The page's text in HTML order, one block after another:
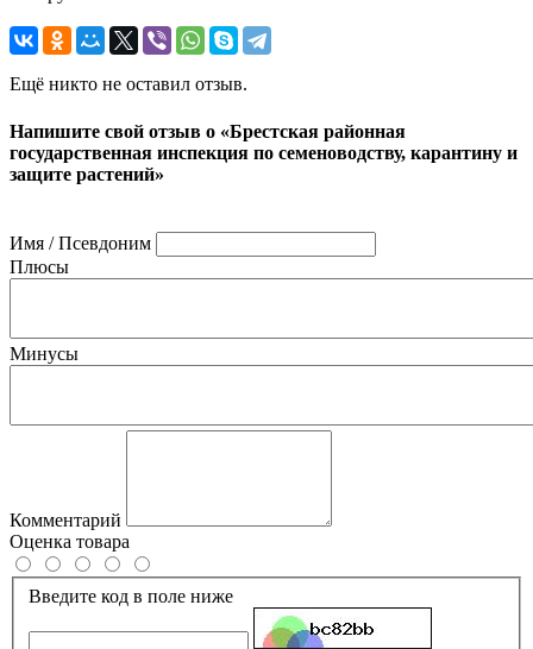
Ещё никто не оставил отзыв.
Напишите свой отзыв о «Брестская районная
государственная инспекция по семеноводству, карантину и
защите растений»
Имя / Псевдоним
Плюсы
Минусы
Комментарий
Оценка товара
Введите код в поле ниже